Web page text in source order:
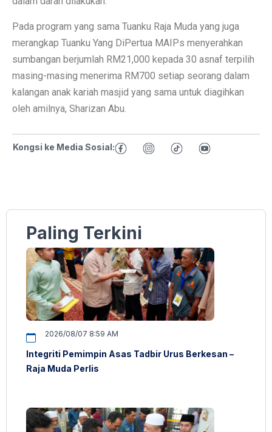
Pada program yang sama Tuanku Raja Muda yang juga
merangkap Tuanku Yang DiPertua MAIPs menyerahkan
sumbangan berjumlah RM21,000 kepada 30 asnaf terpilih
masing-masing menerima RM700 setiap seorang dalam
kalangan anak kariah masjid yang sama untuk diagihkan
oleh amilnya, Sharizan Abu.
Kongsi ke Media Sosial:
Paling Terkini
2026/08/07 8:59 AM
Integriti Pemimpin Asas Tadbir Urus Berkesan –
Raja Muda Perlis